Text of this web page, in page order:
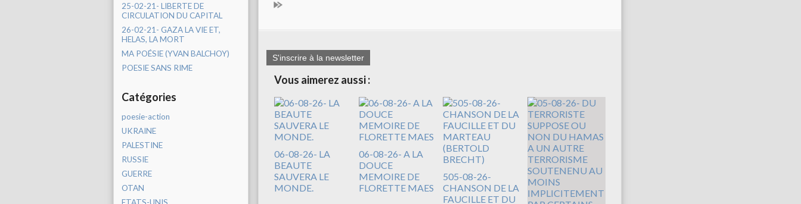
25-02-21- LIBERTE DE
CIRCULATION DU CAPITAL
26-02-21- GAZA LA VIE ET,
HELAS, LA MORT
MA POÉSIE (YVAN BALCHOY)
POESIE SANS RIME
Catégories
poesie-action
UKRAINE
PALESTINE
RUSSIE
GUERRE
OTAN
S'inscrire à la newsletter
Vous aimerez aussi :
06-08-26- LA
BEAUTE
SAUVERA LE
MONDE.
06-08-26- A LA
DOUCE
MEMOIRE DE
FLORETTE MAES
505-08-26-
CHANSON DE LA
FAUCILLE ET DU